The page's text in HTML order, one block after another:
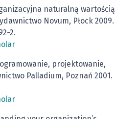
naturalną wartością
Novum, Płock 2009.
2.
projektowanie,
Palladium, Poznań 2001.